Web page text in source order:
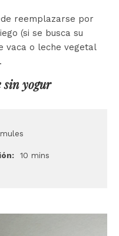
reemplazarse por
(si se busca su
vaca o leche vegetal
sin yogur
10 mins